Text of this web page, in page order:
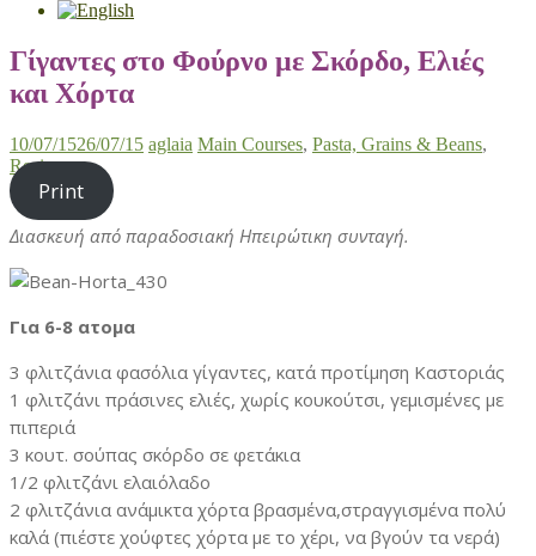
Γίγαντες στο Φούρνο με Σκόρδο, Ελιές
και Χόρτα
10/07/1526/07/15 aglaia Main Courses, Pasta, Grains & Beans,
Recipes
Print
Διασκευή από παραδοσιακή Ηπειρώτικη συνταγή.
Για 6-8 ατομα
3 φλιτζάνια φασόλια γίγαντες, κατά προτίμηση Καστοριάς
1 φλιτζάνι πράσινες ελιές, χωρίς κουκούτσι, γεμισμένες με
πιπεριά
3 κουτ. σούπας σκόρδο σε φετάκια
1/2 φλιτζάνι ελαιόλαδο
2 φλιτζάνια ανάμικτα χόρτα βρασμένα,στραγγισμένα πολύ
καλά (πιέστε χούφτες χόρτα με το χέρι, να βγούν τα νερά)